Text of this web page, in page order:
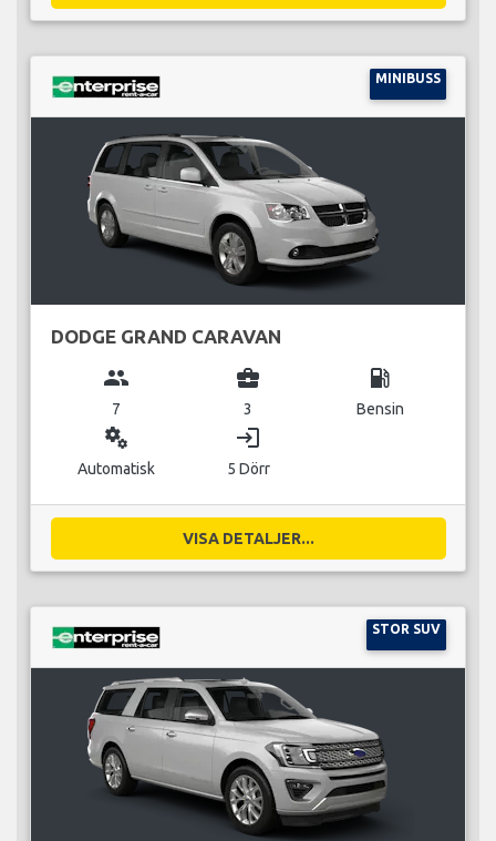
MINIBUSS
DODGE GRAND CARAVAN
group
7
business_center
3
local_gas_station
Bensin
miscellaneous_services
Automatisk
login
5 Dörr
VISA DETALJER...
STOR SUV